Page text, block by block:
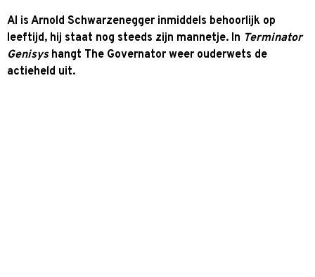
Al is Arnold Schwarzenegger inmiddels behoorlijk op
leeftijd, hij staat nog steeds zijn mannetje. In Terminator
Genisys hangt The Governator weer ouderwets de
actieheld uit.